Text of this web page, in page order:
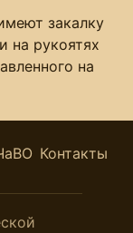
закалку
на рукоятях
на
Контакты